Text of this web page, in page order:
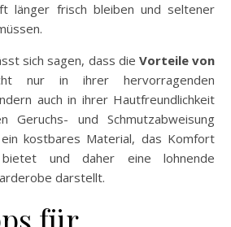
länger frisch bleiben und seltener
sich sagen, dass die Vorteile von
nur in ihrer hervorragenden
auch in ihrer Hautfreundlichkeit
Geruchs- und Schmutzabweisung
kostbares Material, das Komfort
bietet und daher eine lohnende
darstellt.
für